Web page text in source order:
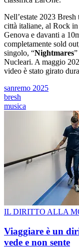
Nell’estate 2023
città italiane, al Rock
Genova e davanti a
completamente sold
singolo, “Nightmares
Nucleari. A maggio
video è stato girato
sanremo 2025
bresh
musica
IL DIRITTO ALLA
Viaggiare è un
vede e non sente